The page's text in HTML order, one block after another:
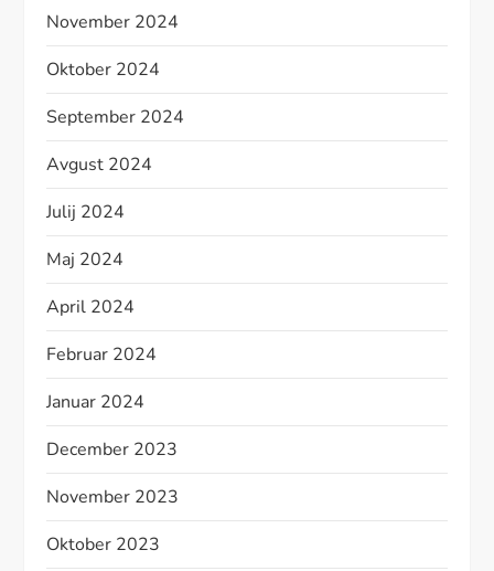
November 2024
Oktober 2024
September 2024
Avgust 2024
Julij 2024
Maj 2024
April 2024
Februar 2024
Januar 2024
December 2023
November 2023
Oktober 2023